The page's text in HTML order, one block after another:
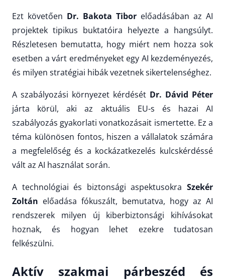
Ezt követően Dr. Bakota Tibor előadásában az AI
projektek tipikus buktatóira helyezte a hangsúlyt.
Részletesen bemutatta, hogy miért nem hozza sok
esetben a várt eredményeket egy AI kezdeményezés,
és milyen stratégiai hibák vezetnek sikertelenséghez.
A szabályozási környezet kérdését Dr. Dávid Péter
járta körül, aki az aktuális EU-s és hazai AI
szabályozás gyakorlati vonatkozásait ismertette. Ez a
téma különösen fontos, hiszen a vállalatok számára
a megfelelőség és a kockázatkezelés kulcskérdéssé
vált az AI használat során.
A technológiai és biztonsági aspektusokra Szekér
Zoltán előadása fókuszált, bemutatva, hogy az AI
rendszerek milyen új kiberbiztonsági kihívásokat
hoznak, és hogyan lehet ezekre tudatosan
felkészülni.
Aktív szakmai párbeszéd és